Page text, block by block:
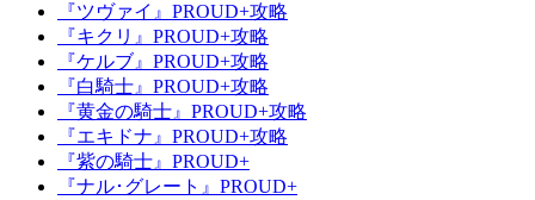
『ツヴァイ』PROUD+攻略
『キクリ』PROUD+攻略
『ケルブ』PROUD+攻略
『白騎士』PROUD+攻略
『黄金の騎士』PROUD+攻略
『エキドナ』PROUD+攻略
『紫の騎士』PROUD+
『ナル･グレート』PROUD+